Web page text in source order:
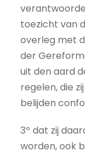
toezicht van
overleg met
der
uit den aard
regelen, die
belijden
3º dat zij
worden, ook